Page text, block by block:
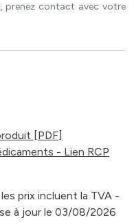
prenez contact avec votre
[PDF]
- Lien RCP
prix incluent la TVA -
à jour le 03/08/2026